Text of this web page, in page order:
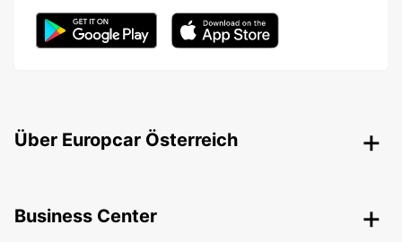
Über Europcar Österreich
Business Center